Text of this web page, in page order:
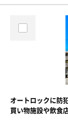
オートロックに防
買い物施設や飲食